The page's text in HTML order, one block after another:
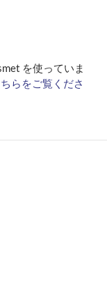
を使っていま
らをご覧くださ